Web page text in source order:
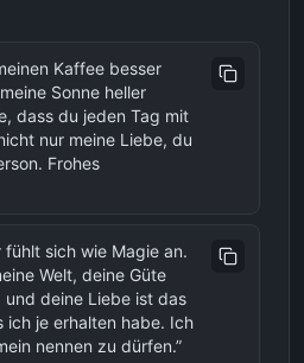
Kaffee besser
Sonne heller
dass du jeden Tag mit
nur meine Liebe, du
Frohes
sich wie Magie an.
Welt, deine Güte
deine Liebe ist das
ich je erhalten habe. Ich
nennen zu dürfen.”